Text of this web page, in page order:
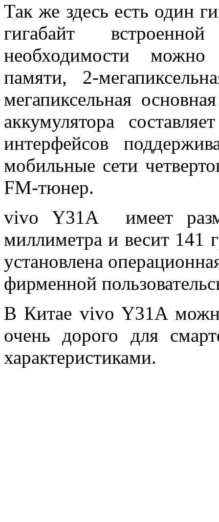
Так же здесь есть один
гигабайт
необходимости
памяти, 2-
мегапиксельная
аккумулятора
интерфейсов
мобильные сети
FM-тюнер.
vivo Y31A имеет
миллиметра и весит 141
установлена
фирменной
В Китае vivo Y31A
очень дорого для
характеристиками.